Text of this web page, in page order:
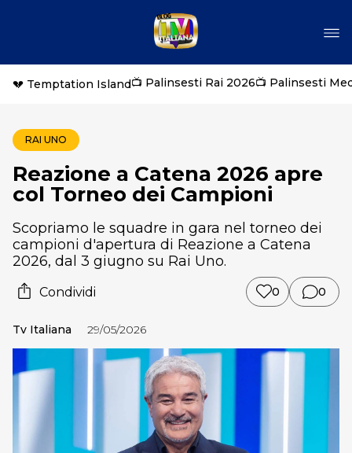
💔 Temptation Island📺 Palinsesti Rai 2026📺 Palinsesti
RAI UNO
Reazione a Catena 2026 apre
col Torneo dei Campioni
Scopriamo le squadre in gara nel torneo dei
campioni d'apertura di Reazione a Catena
2026, dal 3 giugno su Rai Uno.
Condividi 0 0
Tv Italiana 29/05/2026